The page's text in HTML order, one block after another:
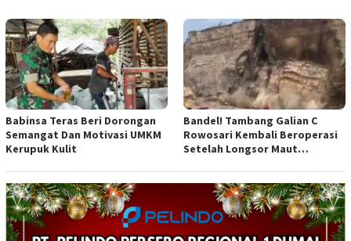
Anggaran
Babinsa Teras Beri Dorongan
Semangat Dan Motivasi UMKM
Kerupuk Kulit
Bandel! Tambang Galian C
Rowosari Kembali Beroperasi
Setelah Longsor Maut